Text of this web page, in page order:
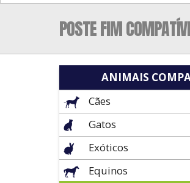
POSTE FIM
ANIMAIS
Cães
Gatos
Exóticos
Equinos